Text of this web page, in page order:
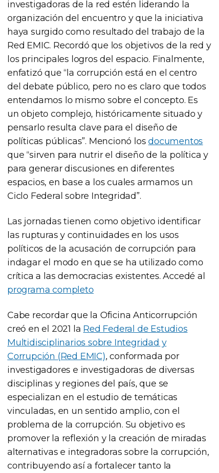
investigadoras de la red estén liderando la
organización del encuentro y que la iniciativa
haya surgido como resultado del trabajo de la
Red EMIC. Recordó que los objetivos de la red y
los principales logros del espacio. Finalmente,
enfatizó que “la corrupción está en el centro
del debate público, pero no es claro que todos
entendamos lo mismo sobre el concepto. Es
un objeto complejo, históricamente situado y
pensarlo resulta clave para el diseño de
políticas públicas”. Mencionó losdocumentos
que “sirven para nutrir el diseño de la política y
para generar discusiones en diferentes
espacios, en base a los cuales armamos un
Ciclo Federal sobre Integridad”.
Las jornadas tienen como objetivo identificar
las rupturas y continuidades en los usos
políticos de la acusación de corrupción para
indagar el modo en que se ha utilizado como
crítica a las democracias existentes. Accedé al
programa completo
Cabe recordar que la Oficina Anticorrupción
creó en el 2021 la Red Federal de Estudios
Multidisciplinarios sobre Integridad y
Corrupción (Red EMIC), conformada por
investigadores e investigadoras de diversas
disciplinas y regiones del país, que se
especializan en el estudio de temáticas
vinculadas, en un sentido amplio, con el
problema de la corrupción. Su objetivo es
promover la reflexión y la creación de miradas
alternativas e integradoras sobre la corrupción,
contribuyendo así a fortalecer tanto la